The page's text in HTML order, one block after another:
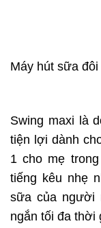
Máy hút sữa
Swing maxi là
tiện lợi dành
1 cho mẹ
tiếng kêu nhẹ
sữa của người
ngắn tối đa thời